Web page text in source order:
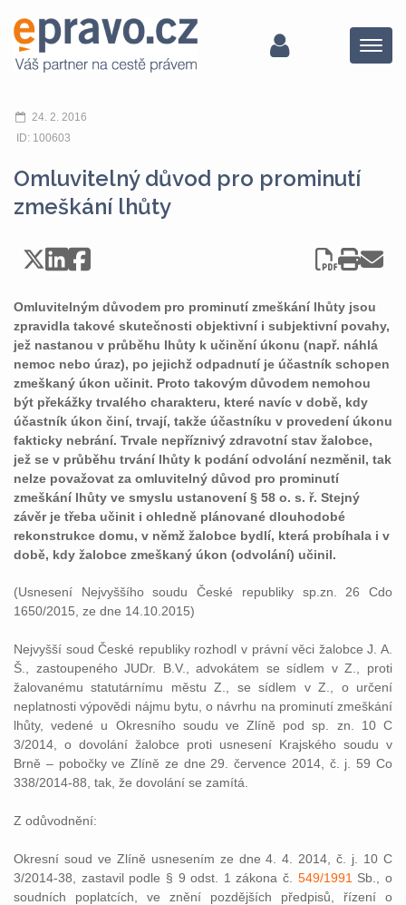
Menu
24. 2. 2016
ID: 100603
Omluvitelný důvod pro prominutí
zmeškání lhůty
Omluvitelným důvodem pro prominutí zmeškání lhůty jsou
zpravidla takové skutečnosti objektivní i subjektivní povahy,
jež nastanou v průběhu lhůty k učinění úkonu (např. náhlá
nemoc nebo úraz), po jejichž odpadnutí je účastník schopen
zmeškaný úkon učinit. Proto takovým důvodem nemohou
být překážky trvalého charakteru, které navíc v době, kdy
účastník úkon činí, trvají, takže účastníku v provedení úkonu
fakticky nebrání. Trvale nepříznivý zdravotní stav žalobce,
jež se v průběhu trvání lhůty k podání odvolání nezměnil, tak
nelze považovat za omluvitelný důvod pro prominutí
zmeškání lhůty ve smyslu ustanovení § 58 o. s. ř. Stejný
závěr je třeba učinit i ohledně plánované dlouhodobé
rekonstrukce domu, v němž žalobce bydlí, která probíhala i v
době, kdy žalobce zmeškaný úkon (odvolání) učinil.
(Usnesení Nejvyššího soudu České republiky sp.zn. 26 Cdo
1650/2015, ze dne 14.10.2015)
Nejvyšší soud České republiky rozhodl v právní věci žalobce J. A.
Š., zastoupeného JUDr. B.V., advokátem se sídlem v Z., proti
žalovanému statutárnímu městu Z., se sídlem v Z., o určení
neplatnosti výpovědi nájmu bytu, o návrhu na prominutí zmeškání
lhůty, vedené u Okresního soudu ve Zlíně pod sp. zn. 10 C
3/2014, o dovolání žalobce proti usnesení Krajského soudu v
Brně – pobočky ve Zlíně ze dne 29. července 2014, č. j. 59 Co
338/2014-88, tak, že dovolání se zamítá.
Z odůvodnění:
Okresní soud ve Zlíně usnesením ze dne 4. 4. 2014, č. j. 10 C
3/2014-38, zastavil podle § 9 odst. 1 zákona č. 549/1991 Sb., o
soudních poplatcích, ve znění pozdějších předpisů, řízení o